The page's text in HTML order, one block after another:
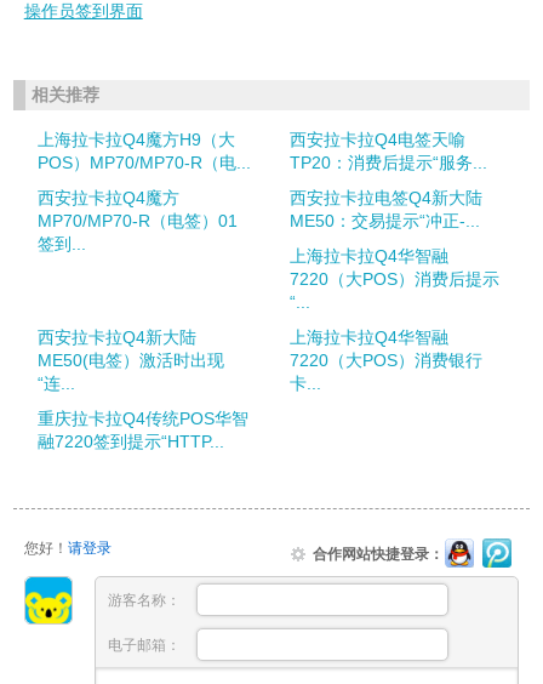
操作员签到界面
相关推荐
上海拉卡拉Q4魔方H9（大
POS）MP70/MP70-R（电...
西安拉卡拉Q4电签天喻
TP20：消费后提示“服务...
西安拉卡拉Q4魔方
MP70/MP70-R（电签）01
签到...
西安拉卡拉电签Q4新大陆
ME50：交易提示“冲正-...
上海拉卡拉Q4华智融
7220（大POS）消费后提示
“...
西安拉卡拉Q4新大陆
ME50(电签）激活时出现
“连...
上海拉卡拉Q4华智融
7220（大POS）消费银行
卡...
重庆拉卡拉Q4传统POS华智
融7220签到提示“HTTP...
您好！ 请登录 合作网站快捷登录：
游客名称：
电子邮箱：